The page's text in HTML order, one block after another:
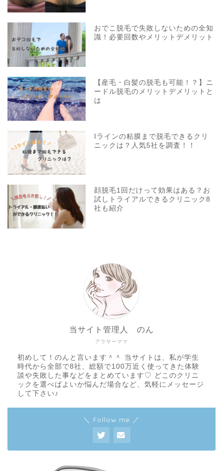
おでこ脱毛で失敗しないための全知
識！必要回数やメリットデメリット
【産毛・白髪の脱毛も可能！？】ニ
ードル脱毛のメリットデメリットと
は
Iラインの粘膜まで脱毛できるクリ
ニックは？人気5社を調査！！
顔脱毛1回だけって効果はある？お
試しトライアルできるクリニック8
社も紹介
アラサーママ
当サイト管理人 のん
初めして！のんと言います＾＾ 当サイトは、私が学生
時代から全部で8社、総額で100万近く使ってきた体験
談や失敗した事などをまとめています♡ どこのクリニ
ックを選べばよいか悩んだ場合など、気軽にメッセージ
して下さい♪
＼ Follow me ／